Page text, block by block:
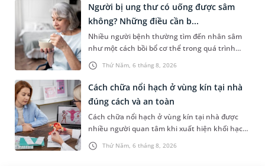
Thứ Năm, 6 tháng 8, 2026
Người bị ung thư có uống được sâm
không? Những điều cần b...
Nhiều người bệnh thường tìm đến nhân sâm
như một cách bồi bổ cơ thể trong quá trình
điều trị ung thư. Tuy nhiên, câu hỏi người bị
ung thư có uống được sâm kh...
Thứ Năm, 6 tháng 8, 2026
Cách chữa nổi hạch ở vùng kín tại nhà
đúng cách và an toàn
Cách chữa nổi hạch ở vùng kín tại nhà được
nhiều người quan tâm khi xuất hiện khối hạch
nhỏ ở vùng bẹn hoặc cơ quan sinh dục. Nếu
hạch mới xuất hiện, kích th...